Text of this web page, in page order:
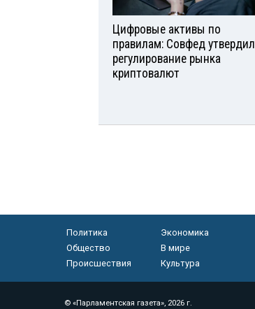
Цифровые активы по
правилам: Совфед утвердил
регулирование рынка
криптовалют
Политика
Экономика
Общество
В мире
Происшествия
Культура
© «Парламентская газета», 2026 г.